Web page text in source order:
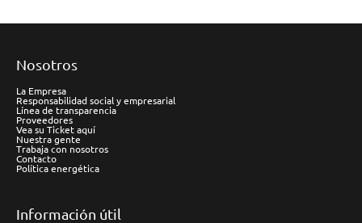
Nosotros
La Empresa
Responsabilidad social y empresarial
Línea de transparencia
Proveedores
Vea su Ticket aquí
Nuestra gente
Trabaja con nosotros
Contacto
Política energética
Información útil